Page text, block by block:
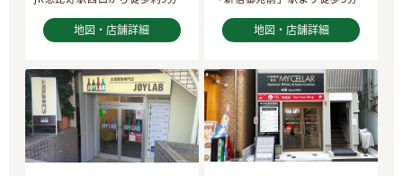
地図・店舗詳細 地図・店舗詳細